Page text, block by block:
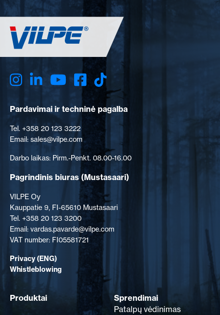
Pardavimai ir techninė pagalba
Tel. +358 20 123 3222
Email: sales@vilpe.com
Darbo laikas: Pirm.-Penkt. 08.00-16.00
Pagrindinis biuras (Mustasaari)
VILPE Oy
Kauppatie 9, FI-65610 Mustasaari
Tel. +358 20 123 3200
Email: vardas.pavarde@vilpe.com
VAT number: FI05581721
Privacy (ENG)
Whistleblowing
Produktai
Sprendimai
Patalpų vėdinimas